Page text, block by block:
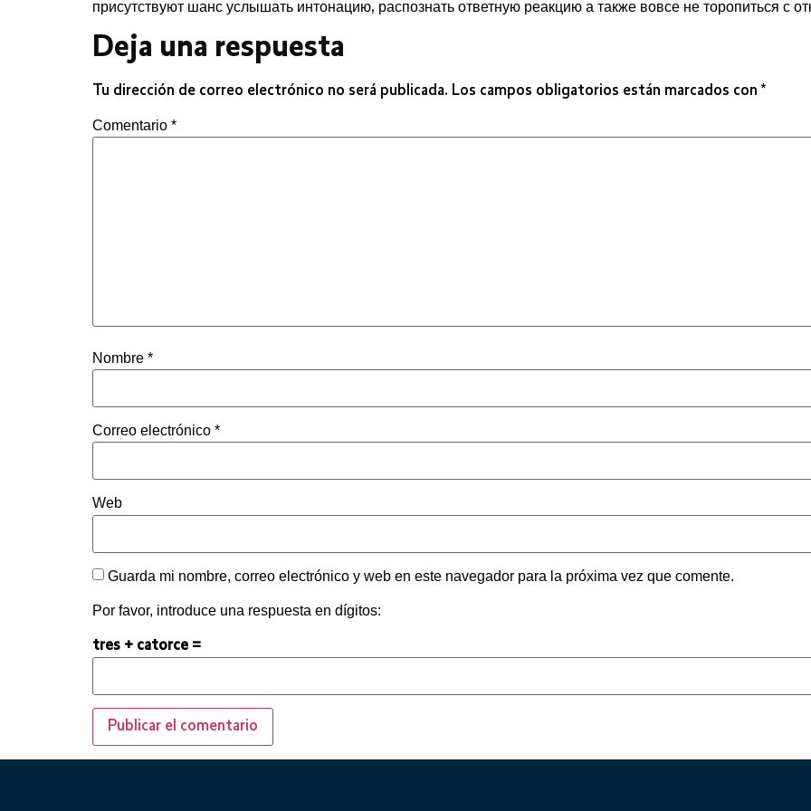
присутствуют шанс услышать интонацию, распознать ответную реакцию а также вовсе не торопиться с
Deja una respuesta
Tu dirección de correo electrónico no será publicada. Los campos obligatorios están marcados con *
Comentario *
Nombre *
Correo electrónico *
Web
Guarda mi nombre, correo electrónico y web en este navegador para la próxima vez que comente.
Por favor, introduce una respuesta en dígitos:
tres + catorce =